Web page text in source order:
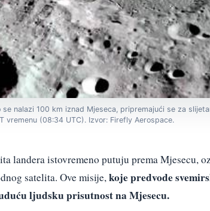
se nalazi 100 km iznad Mjeseca, pripremajući se za
vremenu (08:34 UTC). Izvor: Firefly Aerospace.
landera istovremeno putuju prema Mjesecu,
satelita. Ove misije, koje predvode
ljudsku prisutnost na Mjesecu.